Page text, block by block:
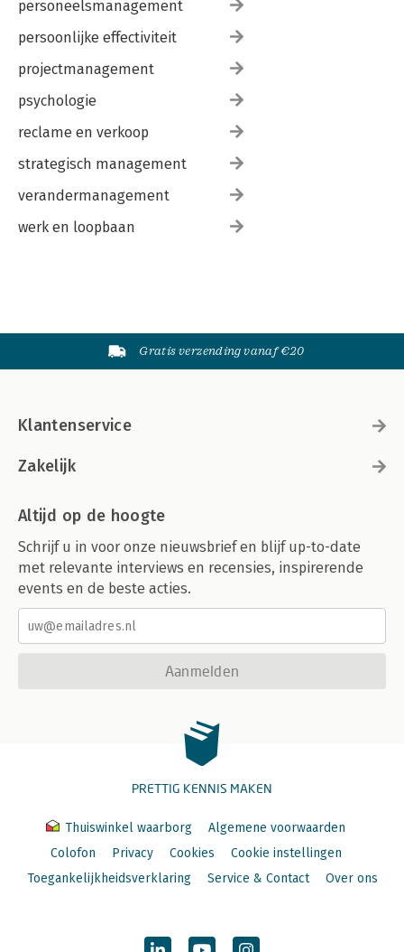
personeelsmanagement
persoonlijke effectiviteit
projectmanagement
psychologie
reclame en verkoop
strategisch management
verandermanagement
werk en loopbaan
Gratis verzending vanaf €20
Klantenservice
Zakelijk
Altijd op de hoogte
Schrijf u in voor onze nieuwsbrief en blijf up-to-date
met relevante interviews en recensies, inspirerende
events en de beste acties.
Aanmelden
PRETTIG KENNIS MAKEN
Thuiswinkel waarborg
Algemene voorwaarden
Colofon
Privacy Cookies
Cookie instellingen
Toegankelijkheidsverklaring
Service & Contact Over ons